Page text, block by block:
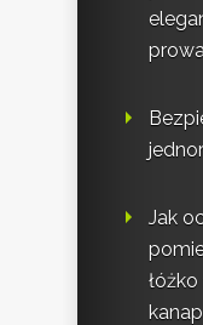
Jak